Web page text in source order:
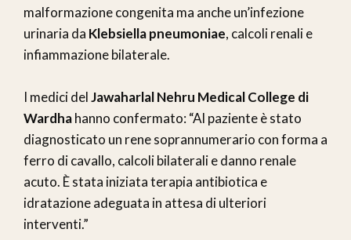
malformazione congenita ma anche un’infezione
urinaria da Klebsiella pneumoniae, calcoli renali e
infiammazione bilaterale.
I medici delJawaharlal Nehru Medical College di
Wardhahanno confermato: “Al paziente è stato
diagnosticato un rene soprannumerario con forma a
ferro di cavallo, calcoli bilaterali e danno renale
acuto. È stata iniziata terapia antibiotica e
idratazione adeguata in attesa di ulteriori
interventi.”